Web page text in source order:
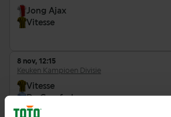
Jong Ajax
Vitesse
8 nov, 12:15
Keuken Kampioen Divisie
Vitesse
De Graafschap